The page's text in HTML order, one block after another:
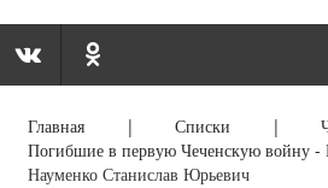
Главная |Списки |
Погибшие в первую Чеченскую войну -
Науменко Станислав Юрьевич